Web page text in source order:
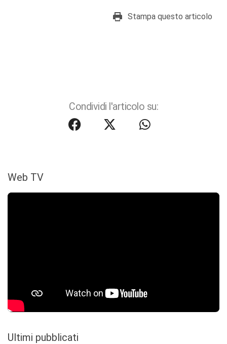
Stampa questo articolo
Condividi l'articolo su:
Web TV
Ultimi pubblicati